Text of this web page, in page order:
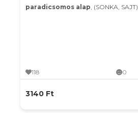
paradicsomos alap, (SONKA, SAJT)
118 0
3140 Ft